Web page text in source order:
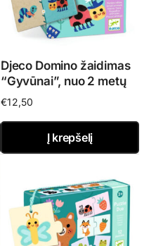
Djeco Domino žaidimas
“Gyvūnai”, nuo 2 metų
€12,50
Į krepšelį